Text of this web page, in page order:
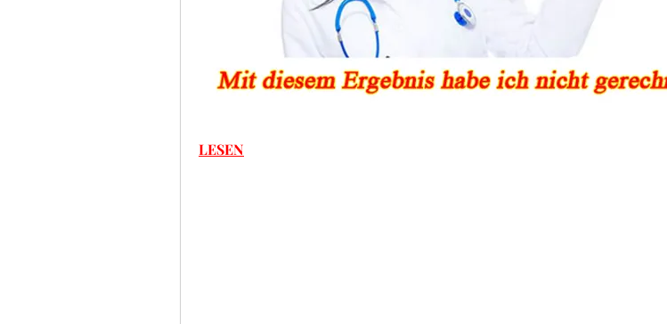
LESEN